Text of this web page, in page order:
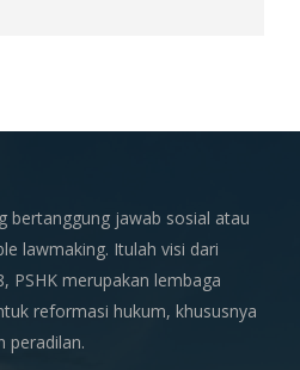
bertanggung jawab sosial atau
lawmaking. Itulah visi dari
PSHK merupakan lembaga
reformasi hukum, khususnya
peradilan.